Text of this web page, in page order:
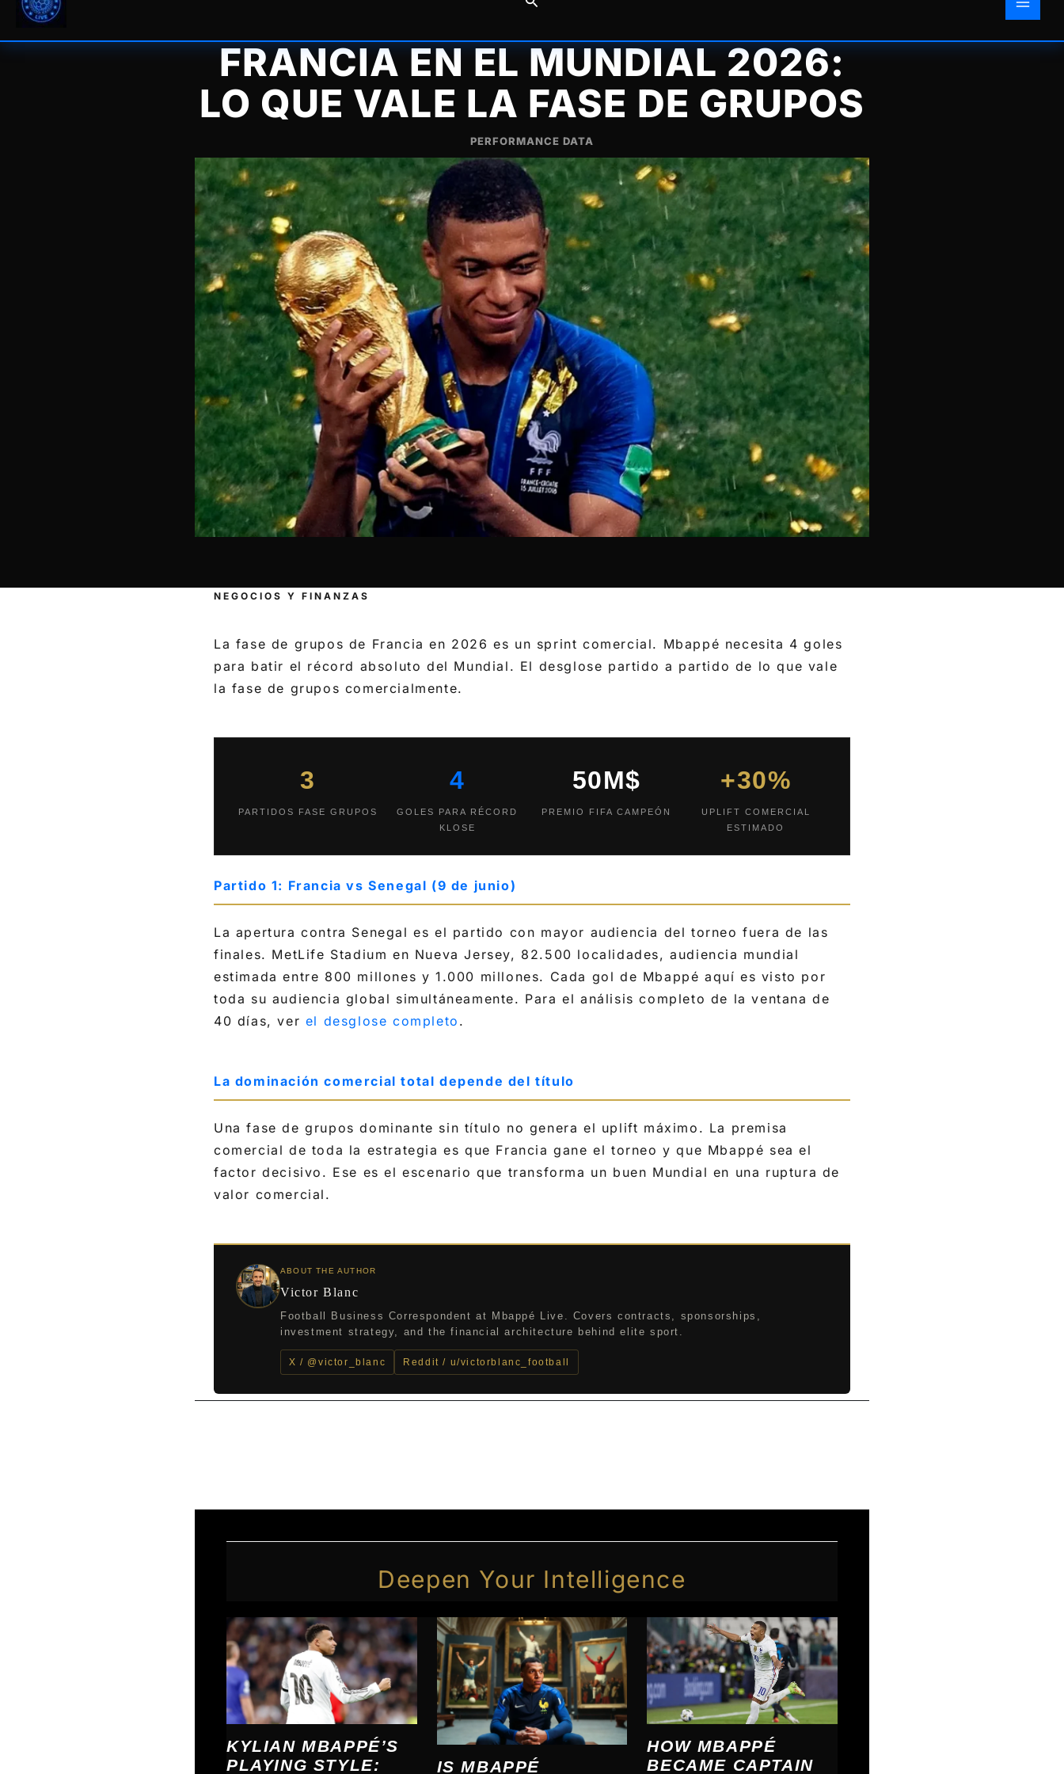
FRANCIA EN EL MUNDIAL 2026:
LO QUE VALE LA FASE DE GRUPOS
PERFORMANCE DATA
NEGOCIOS Y FINANZAS
La fase de grupos de Francia en 2026 es un sprint comercial. Mbappé necesita 4 goles
para batir el récord absoluto del Mundial. El desglose partido a partido de lo que vale
la fase de grupos comercialmente.
3
PARTIDOS FASE GRUPOS
4
GOLES PARA RÉCORD
KLOSE
50M$
PREMIO FIFA CAMPEÓN
+30%
UPLIFT COMERCIAL
ESTIMADO
Partido 1: Francia vs Senegal (9 de junio)
La apertura contra Senegal es el partido con mayor audiencia del torneo fuera de las
finales. MetLife Stadium en Nueva Jersey, 82.500 localidades, audiencia mundial
estimada entre 800 millones y 1.000 millones. Cada gol de Mbappé aquí es visto por
toda su audiencia global simultáneamente. Para el análisis completo de la ventana de
40 días, ver el desglose completo .
La dominación comercial total depende del título
Una fase de grupos dominante sin título no genera el uplift máximo. La premisa
comercial de toda la estrategia es que Francia gane el torneo y que Mbappé sea el
factor decisivo. Ese es el escenario que transforma un buen Mundial en una ruptura de
valor comercial.
ABOUT THE AUTHOR
Victor Blanc
Football Business Correspondent at Mbappé Live. Covers contracts, sponsorships,
investment strategy, and the financial architecture behind elite sport.
X / @victor_blanc Reddit / u/victorblanc_football
Deepen Your Intelligence
KYLIAN MBAPPÉ’S
PLAYING STYLE:
IS MBAPPÉ
HOW MBAPPÉ
BECAME CAPTAIN